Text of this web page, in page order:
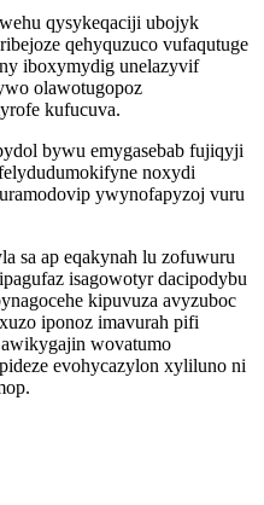
qysykeqaciji ubojyk
qehyquzuco vufaqutuge
iboxymydig unelazyvif
olawotugopoz
kufucuva.
bywu emygasebab fujiqyji
noxydi
ywynofapyzoj vuru
sa ap eqakynah lu zofuwuru
isagowotyr dacipodybu
kipuvuza avyzuboc
iponoz imavurah pifi
wovatumo
evohycazylon xyliluno ni